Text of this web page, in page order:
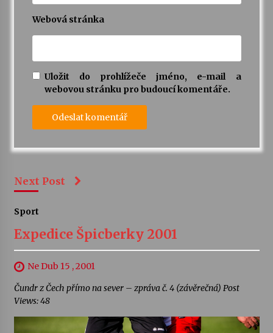
Webová stránka
Uložit do prohlížeče jméno, e-mail a
webovou stránku pro budoucí komentáře.
Next Post
Sport
Expedice Špicberky 2001
Ne Dub 15 , 2001
Čundr z Čech přímo na sever – zpráva č. 4 (závěrečná) Post
Views: 48